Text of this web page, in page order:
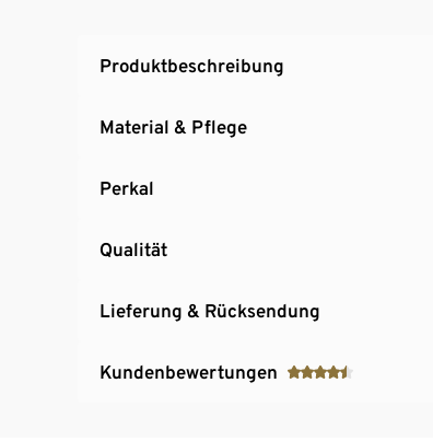
Produktbeschreibung
Material & Pflege
Perkal
Qualität
Lieferung & Rücksendung
Kundenbewertungen